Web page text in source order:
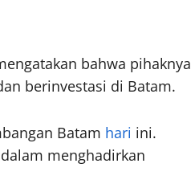
bahwa pihaknya
berinvestasi di Batam.
Batam hari ini.
menghadirkan